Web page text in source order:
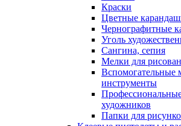
Краски
Цветные
Чернографитные
Уголь
Сангина, сепия
Мелки для
Вспомогательные
инструменты
художников
Папки для